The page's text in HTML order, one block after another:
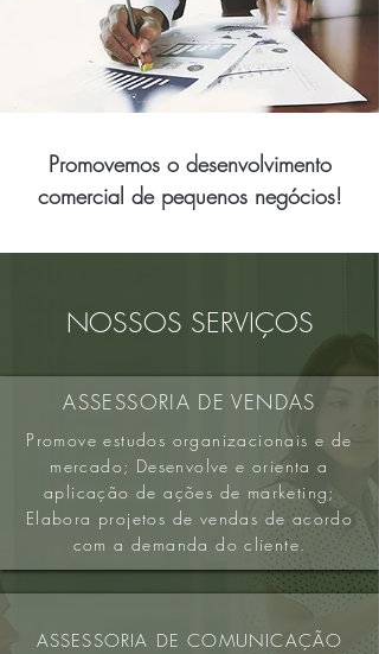
Promovemos o desenvolvimento
comercial de pequenos negócios!
NOSSOS SERVIÇOS
ASSESSORIA DE VENDAS
Promove estudos organizacionais e de
mercado; Desenvolve e orienta a
aplicação de ações de marketing;
Elabora projetos de vendas de acordo
com a demanda do cliente.
ASSESSORIA DE COMUNICAÇÃO